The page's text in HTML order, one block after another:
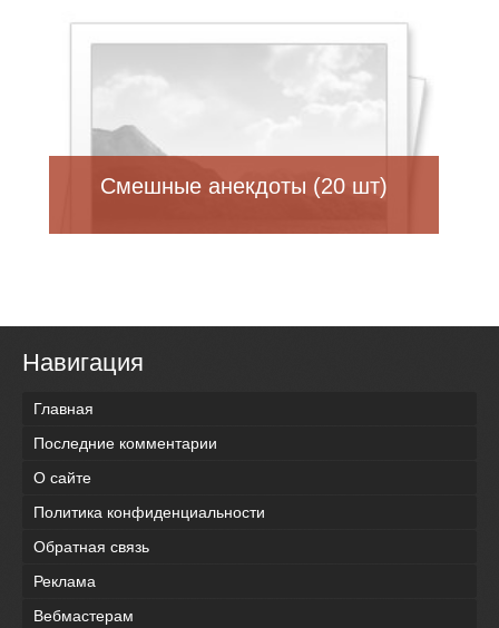
Смешные анекдоты (20 шт)
Навигация
Главная
Последние комментарии
О сайте
Политика конфиденциальности
Обратная связь
Реклама
Вебмастерам